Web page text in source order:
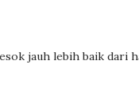
jauh lebih baik dari